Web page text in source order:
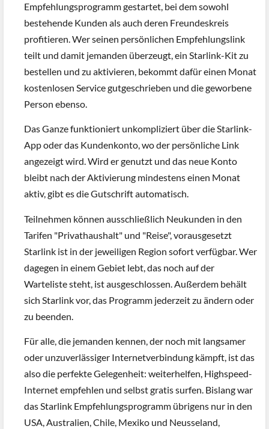
Empfehlungsprogramm gestartet, bei dem sowohl
bestehende Kunden als auch deren Freundeskreis
profitieren. Wer seinen persönlichen Empfehlungslink
teilt und damit jemanden überzeugt, ein Starlink-Kit zu
bestellen und zu aktivieren, bekommt dafür einen Monat
kostenlosen Service gutgeschrieben und die geworbene
Person ebenso.
Das Ganze funktioniert unkompliziert über die Starlink-
App oder das Kundenkonto, wo der persönliche Link
angezeigt wird. Wird er genutzt und das neue Konto
bleibt nach der Aktivierung mindestens einen Monat
aktiv, gibt es die Gutschrift automatisch.
Teilnehmen können ausschließlich Neukunden in den
Tarifen "Privathaushalt" und "Reise", vorausgesetzt
Starlink ist in der jeweiligen Region sofort verfügbar. Wer
dagegen in einem Gebiet lebt, das noch auf der
Warteliste steht, ist ausgeschlossen. Außerdem behält
sich Starlink vor, das Programm jederzeit zu ändern oder
zu beenden.
Für alle, die jemanden kennen, der noch mit langsamer
oder unzuverlässiger Internetverbindung kämpft, ist das
also die perfekte Gelegenheit: weiterhelfen, Highspeed-
Internet empfehlen und selbst gratis surfen. Bislang war
das Starlink Empfehlungsprogramm übrigens nur in den
USA, Australien, Chile, Mexiko und Neusseland,